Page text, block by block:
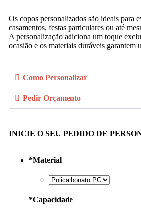
Os copos personalizados são ideais para
casamentos, festas particulares ou até
A personalização adiciona um toque
ocasião e os materiais duráveis garantem
Como Personalizar
Pedir Orçamento
INICIE O SEU PEDIDO DE
*Material
*Capacidade